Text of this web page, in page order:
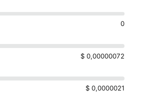
0
$ 0,00000072
$ 0,0000021